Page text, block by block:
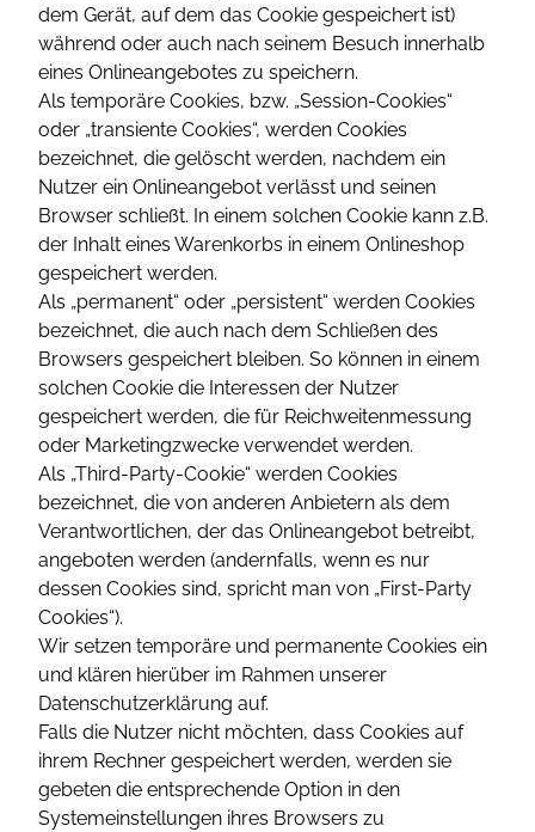
dem Gerät, auf dem das Cookie gespeichert ist)
während oder auch nach seinem Besuch innerhalb
eines Onlineangebotes zu speichern.
Als temporäre Cookies, bzw. „Session-Cookies“
oder „transiente Cookies“, werden Cookies
bezeichnet, die gelöscht werden, nachdem ein
Nutzer ein Onlineangebot verlässt und seinen
Browser schließt. In einem solchen Cookie kann z.B.
der Inhalt eines Warenkorbs in einem Onlineshop
gespeichert werden.
Als „permanent“ oder „persistent“ werden Cookies
bezeichnet, die auch nach dem Schließen des
Browsers gespeichert bleiben. So können in einem
solchen Cookie die Interessen der Nutzer
gespeichert werden, die für Reichweitenmessung
oder Marketingzwecke verwendet werden.
Als „Third-Party-Cookie“ werden Cookies
bezeichnet, die von anderen Anbietern als dem
Verantwortlichen, der das Onlineangebot betreibt,
angeboten werden (andernfalls, wenn es nur
dessen Cookies sind, spricht man von „First-Party
Cookies“).
Wir setzen temporäre und permanente Cookies ein
und klären hierüber im Rahmen unserer
Datenschutzerklärung auf.
Falls die Nutzer nicht möchten, dass Cookies auf
ihrem Rechner gespeichert werden, werden sie
gebeten die entsprechende Option in den
Systemeinstellungen ihres Browsers zu